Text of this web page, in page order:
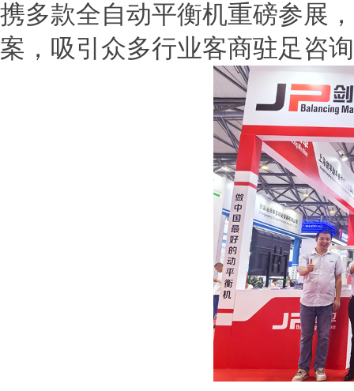
携多款全自动平衡机重磅参展，
案，吸引众多行业客商驻足咨